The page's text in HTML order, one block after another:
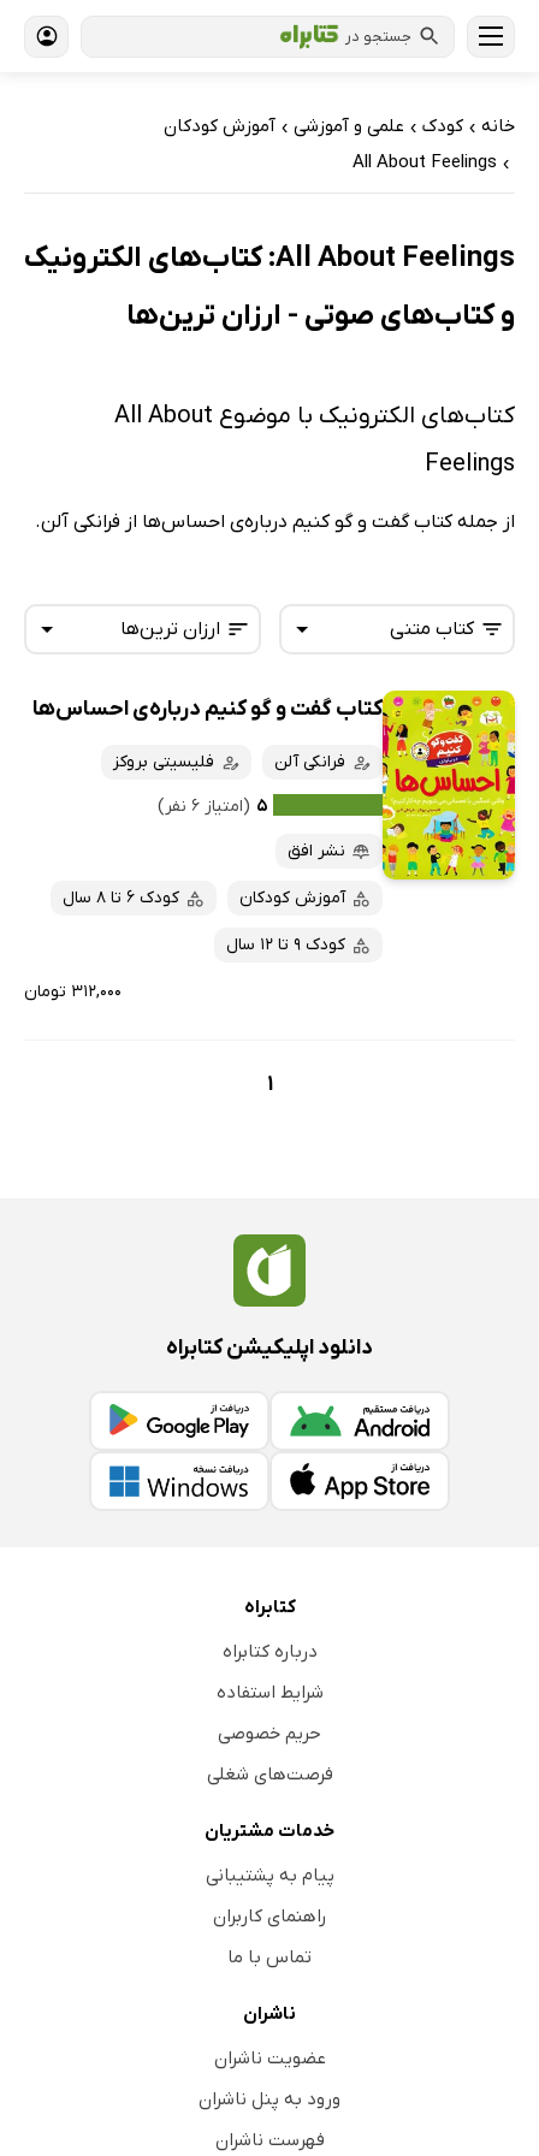
جستجو در
خانه › کودک › علمی و آموزشی › آموزش کودکان
›
All About Feelings
All About Feelings: کتاب‌های الکترونیک
و کتاب‌های صوتی - ارزان ترین‌ها
کتاب‌های الکترونیک با موضوع All About
Feelings
از جمله کتاب گفت و گو کنیم درباره‌ی احساس‌ها از فرانکی آلن.
ارزان ترین‌ها
تازه‌ها
داغ‌ترین‌ها
پرفروش‌ها
ارزان ترین‌ها
کتاب متنی
همه کتاب‌ها
کتاب‌های صوتی
کتاب‌های متنی
کتاب گفت و گو کنیم درباره‌ی احساس‌ها
فرانکی آلن
فلیسیتی بروکز
۵ (امتیاز ۶ نفر)
نشر افق
آموزش کودکان کودک 6 تا 8 سال
کودک 9 تا 12 سال
۳۱۲,۰۰۰ تومان
1
دانلود اپلیکیشن کتابراه
کتابراه
درباره کتابراه
شرایط استفاده
حریم خصوصی
فرصت‌های شغلی
خدمات مشتریان
پیام به پشتیبانی
راهنمای کاربران
تماس با ما
ناشران
عضویت ناشران
ورود به پنل ناشران
فهرست ناشران